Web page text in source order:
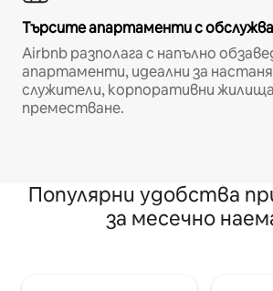
Търсите апартаменти с
Airbnb разполага с напълно
апартаменти, идеални за
служители, корпоративни
преместване.
Популярни удобства
за месечно